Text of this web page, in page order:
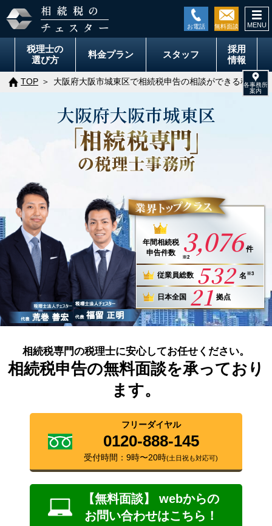
税理士の
選び方
料金プラン スタッフ
採用
情報
TOP 大阪府大阪市城東区で相続税申告の相談ができる税理士
大阪府大阪市城東区
年間相続税
申告件数
3,076 件
※2
従業員総数 532 名 ※3
日本全国 21 拠点
相続税専門の税理士に安心してお任せください。
相続税申告の無料面談を承っており
ます。
フリーダイヤル
0120-888-145
受付時間：9時〜20時(土日祝も対応可)
【無料面談】 webからの
お問い合わせはこちら！